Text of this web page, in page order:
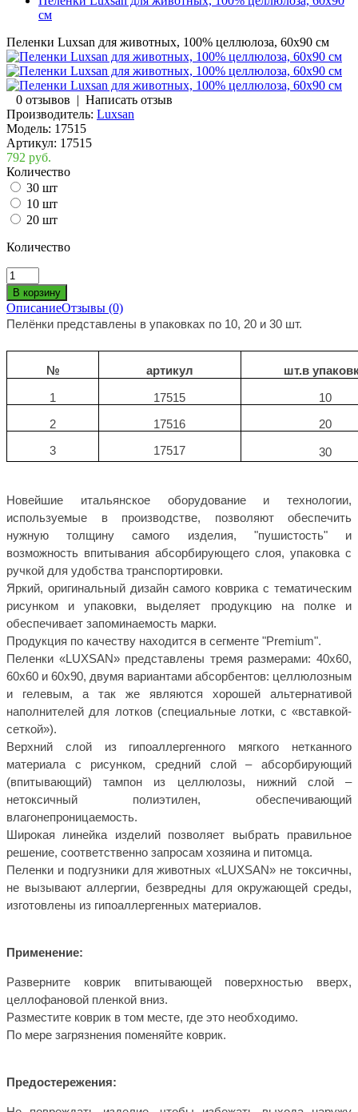
см
Пеленки Luxsan для животных, 100% целлюлоза, 60x90 см
0 отзывов | Написать отзыв
Производитель: Luxsan
Модель: 17515
Артикул: 17515
792 руб.
Количество
30 шт
10 шт
20 шт
Количество
ОписаниеОтзывы (0)
Пелёнки представлены в упаковках по 10, 20 и 30 шт.
№ артикул
шт.в
1
17515
10
2
17516
20
3
17517 30
Новейшие итальянское оборудование и технологии,
используемые в производстве, позволяют обеспечить
нужную толщину самого изделия, "пушистость" и
возможность впитывания абсорбирующего слоя, упаковка с
ручкой для удобства транспортировки.
Яркий, оригинальный дизайн самого коврика с тематическим
рисунком и упаковки, выделяет продукцию на полке и
обеспечивает запоминаемость марки.
Продукция по качеству находится в сегменте "Premium".
Пеленки «LUXSAN» представлены тремя размерами: 40х60,
60х60 и 60х90, двумя вариантами абсорбентов: целлюлозным
и гелевым, а так же являются хорошей альтернативой
наполнителей для лотков (специальные лотки, с «вставкой-
сеткой»).
Верхний слой из гипоаллергенного мягкого нетканного
материала с рисунком, средний слой – абсорбирующий
(впитывающий) тампон из целлюлозы, нижний слой –
нетоксичный полиэтилен, обеспечивающий
влагонепроницаемость.
Широкая линейка изделий позволяет выбрать правильное
решение, соответственно запросам хозяина и питомца.
Пеленки и подгузники для животных «LUXSAN» не токсичны,
не вызывают аллергии, безвредны для окружающей среды,
изготовлены из гипоаллергенных материалов.
Применение:
Разверните коврик впитывающей поверхностью вверх,
целлофановой пленкой вниз.
Разместите коврик в том месте, где это необходимо.
По мере загрязнения поменяйте коврик.
Предостережения: